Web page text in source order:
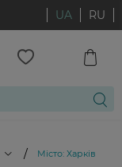
UA RU
/ Місто: Харків